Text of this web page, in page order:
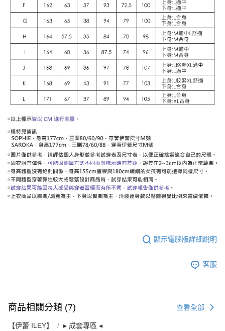
顯示電腦版詳細說明
客服
商品相關分類 (7) 查看全部
【伊蕾 ILEY】 ▸ 成套專區 ◂